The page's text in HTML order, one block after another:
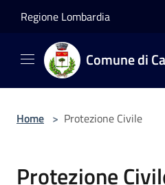
Regione Lombardia
Comune di
Home > Protezione Civile
Protezione